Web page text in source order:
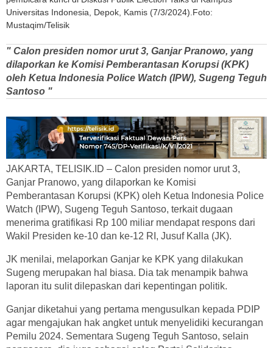
Universitas Indonesia, Depok, Kamis (7/3/2024).Foto:
Mustaqim/Telisik
" Calon presiden nomor urut 3, Ganjar Pranowo, yang
dilaporkan ke Komisi Pemberantasan Korupsi (KPK)
oleh Ketua Indonesia Police Watch (IPW), Sugeng Teguh
Santoso "
JAKARTA, TELISIK.ID – Calon presiden nomor urut 3,
Ganjar Pranowo, yang dilaporkan ke Komisi
Pemberantasan Korupsi (KPK) oleh Ketua Indonesia Police
Watch (IPW), Sugeng Teguh Santoso, terkait dugaan
menerima gratifikasi Rp 100 miliar mendapat respons dari
Wakil Presiden ke-10 dan ke-12 RI, Jusuf Kalla (JK).
JK menilai, melaporkan Ganjar ke KPK yang dilakukan
Sugeng merupakan hal biasa. Dia tak menampik bahwa
laporan itu sulit dilepaskan dari kepentingan politik.
Ganjar diketahui yang pertama mengusulkan kepada PDIP
agar mengajukan hak angket untuk menyelidiki kecurangan
Pemilu 2024. Sementara Sugeng Teguh Santoso, selain